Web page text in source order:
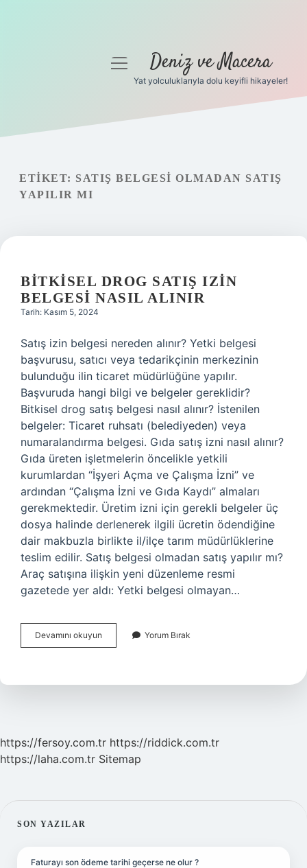
Gizlilik Politikası
Hakkımızda
menüyüDeniz ve Macera
Yat yolculuklarıyla dolu keyifli hikayeler!
ETIKET: SATIŞ BELGESI OLMADAN SATIŞ
YAPILIR MI
BITKISEL DROG SATIŞ IZIN
BELGESI NASIL ALINIR
Tarih: Kasım 5, 2024
Satış izin belgesi nereden alınır? Yetki belgesi
başvurusu, satıcı veya tedarikçinin merkezinin
bulunduğu ilin ticaret müdürlüğüne yapılır.
Başvuruda hangi bilgi ve belgeler gereklidir?
Bitkisel drog satış belgesi nasıl alınır? İstenilen
belgeler: Ticaret ruhsatı (belediyeden) veya
numaralandırma belgesi. Gıda satış izni nasıl alınır?
Gıda üreten işletmelerin öncelikle yetkili
kurumlardan “İşyeri Açma ve Çalışma İzni” ve
ardından “Çalışma İzni ve Gıda Kaydı” almaları
gerekmektedir. Üretim izni için gerekli belgeler üç
dosya halinde derlenerek ilgili ücretin ödendiğine
dair makbuzla birlikte il/ilçe tarım müdürlüklerine
teslim edilir. Satış belgesi olmadan satış yapılır mı?
Araç satışına ilişkin yeni düzenleme resmi
gazetede yer aldı: Yetki belgesi olmayan…
Devamını okuyun
Drog
Belgesi
Yorum Bırak
https://fersoy.com.tr https://riddick.com.tr
https://laha.com.tr Sitemap
SIDEBAR
SON YAZILAR
Faturayı son ödeme tarihi geçerse ne olur ?